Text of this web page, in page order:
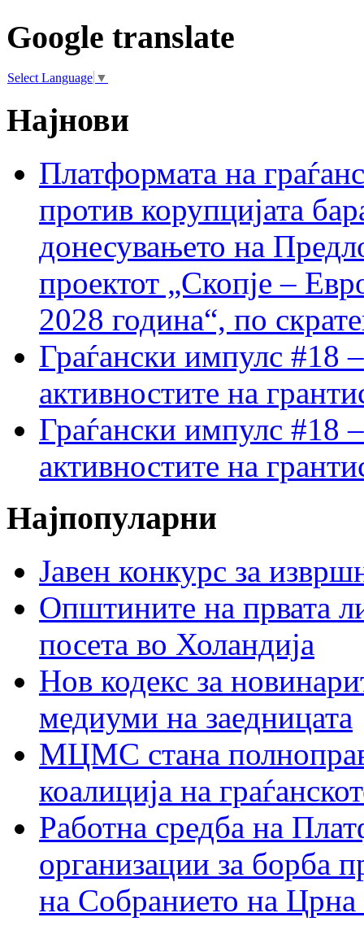
Google translate
Select Language ▼
Најнови
Платформата на
против корупцијата
донесувањето на
проектот „Скопје –
2028 година“, по
Граѓански импулс #18
активностите на
Граѓански импулс #18
активностите на
Најпопуларни
Јавен конкурс за
Општините на првата
посета во Холандија
Нов кодекс за
медиуми на заедницата
МЦМС стана
коалиција на
Работна средба на
организации за борба
на Собранието на Црна